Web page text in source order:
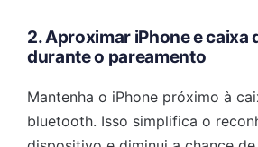
2. Aproximar iPhone e caixa
durante o pareamento
Mantenha o iPhone próximo à
bluetooth. Isso simplifica o